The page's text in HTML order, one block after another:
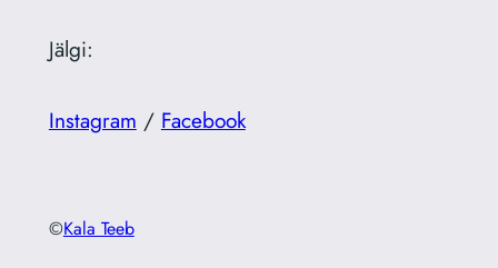
Jälgi:
Instagram / Facebook
©Kala Teeb